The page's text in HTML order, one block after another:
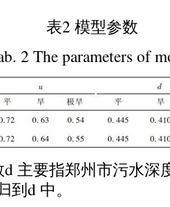
表2 模型参数
2 The parameters of
d主要指郑州市污水深
到d 中。